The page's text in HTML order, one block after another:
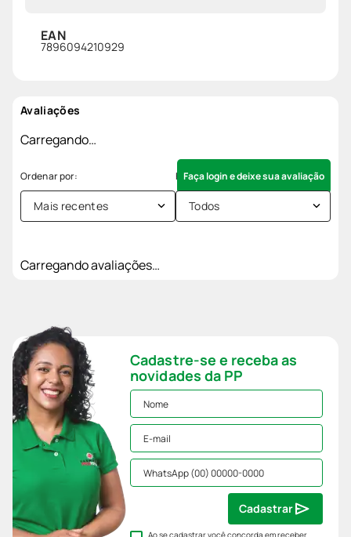
EAN
7896094210929
Avaliações
Carregando…
Faça login e deixe sua avaliação
Mais recentes Todos
Carregando avaliações…
Cadastre-se e receba as
novidades da PP
Ao se cadastrar você concorda em receber
Cadastrar